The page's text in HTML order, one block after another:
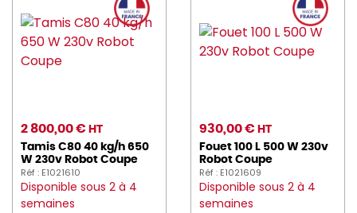
2 800,00 € HT
Tamis C80 40 kg/h 650
W 230v Robot Coupe
Réf : E1021610
Disponible sous 2 à 4
semaines
930,00 € HT
Fouet 100 L 500 W 230v
Robot Coupe
Réf : E1021609
Disponible sous 2 à 4
semaines